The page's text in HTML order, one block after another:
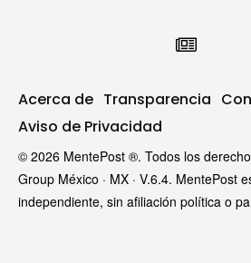
Acerca de Transparencia
Aviso de Privacidad
© 2026 MentePost ®. Todos los
Group México · MX · V.6.4. MentePost
independiente, sin afiliación política o